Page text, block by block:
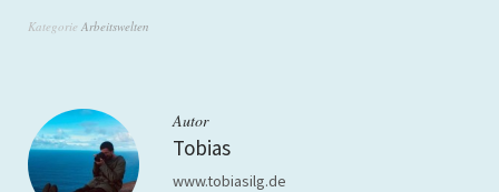
Kategorie Arbeitswelten
Autor
Tobias
www.tobiasilg.de